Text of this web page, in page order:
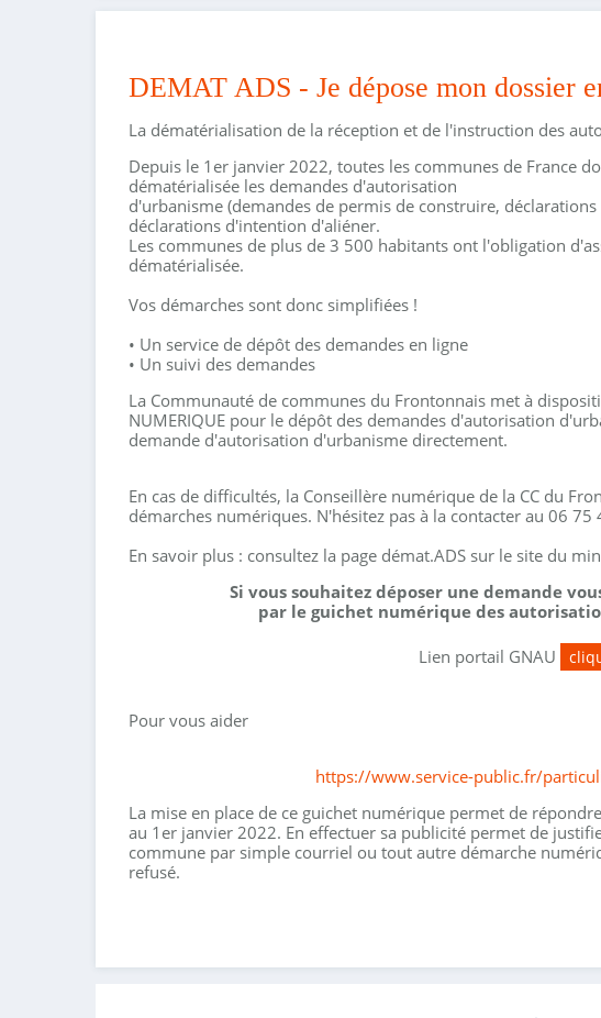
DEMAT ADS - Je dépose mon dossier
La dématérialisation de la réception et de l'instruction des
Depuis le 1er janvier 2022, toutes les communes de France
dématérialisée les demandes d'autorisation
d'urbanisme (demandes de permis de construire,
déclarations d'intention d'aliéner.
Les communes de plus de 3 500 habitants ont l'obligation
dématérialisée.
Vos démarches sont donc simplifiées !
• Un service de dépôt des demandes en ligne
• Un suivi des demandes
La Communauté de communes du Frontonnais met à
NUMERIQUE pour le dépôt des demandes d'autorisation
demande d'autorisation d'urbanisme directement.
En cas de difficultés, la Conseillère numérique de la CC du
démarches numériques. N'hésitez pas à la contacter au 06 75
En savoir plus : consultez la page démat.ADS sur le site du
Si vous souhaitez déposer une demande
par le guichet numérique des
Lien portail GNAU
Pour vous aider
https://www.service-public.fr/
La mise en place de ce guichet numérique permet de
au 1er janvier 2022. En effectuer sa publicité permet de
commune par simple courriel ou tout autre démarche
refusé.